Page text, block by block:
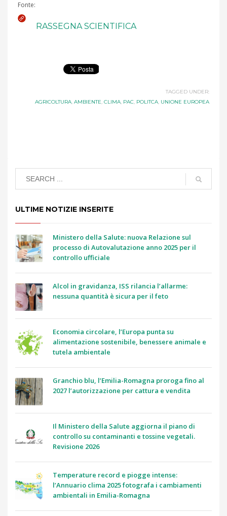
Fonte:
RASSEGNA SCIENTIFICA
TAGGED UNDER:
AGRICOLTURA, AMBIENTE, CLIMA, PAC, POLITCA, UNIONE EUROPEA
ULTIME NOTIZIE INSERITE
Ministero della Salute: nuova Relazione sul
processo di Autovalutazione anno 2025 per il
controllo ufficiale
Alcol in gravidanza, ISS rilancia l’allarme:
nessuna quantità è sicura per il feto
Economia circolare, l’Europa punta su
alimentazione sostenibile, benessere animale e
tutela ambientale
Granchio blu, l’Emilia-Romagna proroga fino al
2027 l’autorizzazione per cattura e vendita
Il Ministero della Salute aggiorna il piano di
controllo su contaminanti e tossine vegetali.
Revisione 2026
Temperature record e piogge intense:
l’Annuario clima 2025 fotografa i cambiamenti
ambientali in Emilia-Romagna